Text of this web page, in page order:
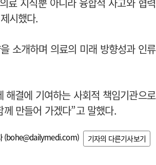
시했다.
소개하며 의료의 미래 방향성과 인류
결에 기여하는 사회적 책임기관으로
만들어 가겠다”고 말했다.
(bohe@dailymedi.com) 기자의 다른기사보기